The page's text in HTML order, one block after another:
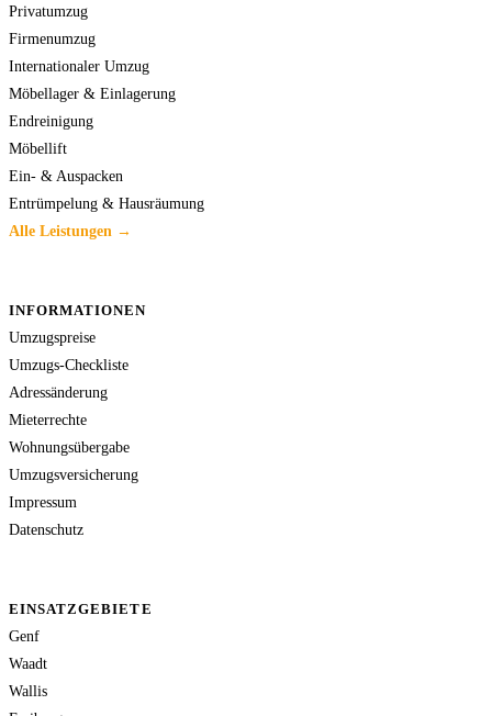
Privatumzug
Firmenumzug
Internationaler Umzug
Möbellager & Einlagerung
Endreinigung
Möbellift
Ein- & Auspacken
Entrümpelung & Hausräumung
Alle Leistungen →
INFORMATIONEN
Umzugspreise
Umzugs-Checkliste
Adressänderung
Mieterrechte
Wohnungsübergabe
Umzugsversicherung
Impressum
Datenschutz
EINSATZGEBIETE
Genf
Waadt
Wallis